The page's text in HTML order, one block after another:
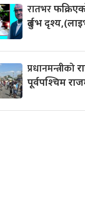
रातभर
दुर्लभ
प्रधानमन्त्रीको
पूर्वपश्चिम